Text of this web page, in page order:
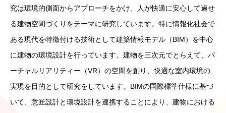
究は環境的側面からアプローチをかけ、人が快適に安心して過せ
る建物空間づくりをテーマに研究しています。特に情報化社会で
ある現代を特徴付ける技術として建築情報モデル（BIM）を中心
に建物の環境設計を行っています。建物を三次元でとらえて、バ
ーチャルリアリティー（VR）の空間を創り、快適な室内環境の
実現を目的として研究をしています。 BIMの国際標準仕様に基づ
いて、意匠設計と環境設計を連携することにより、建物における